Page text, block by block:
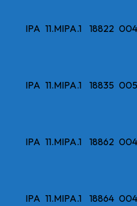
IPA 11.MIPA.1 18822
IPA 11.MIPA.1 18835
IPA 11.MIPA.1 18862
IPA 11.MIPA.1 18864